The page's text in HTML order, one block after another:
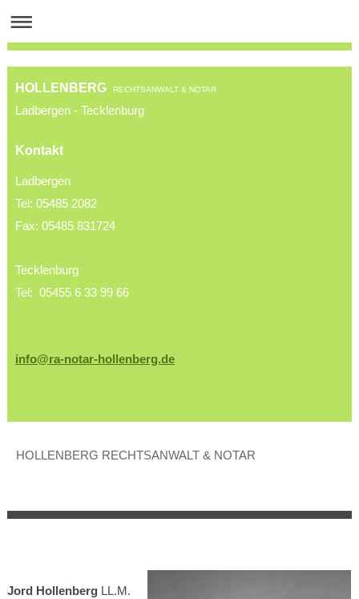
HOLLENBERG RECHTSANWALT & NOTAR
Ladbergen - Tecklenburg
Kontakt
Ladbergen
Tel: 05485 2082
Fax: 05485 831724
Tecklenburg
Tel: 05455 6 33 99 66
info@ra-notar-hollenberg.de
HOLLENBERG RECHTSANWALT & NOTAR
Jord HollenbergLL.M.